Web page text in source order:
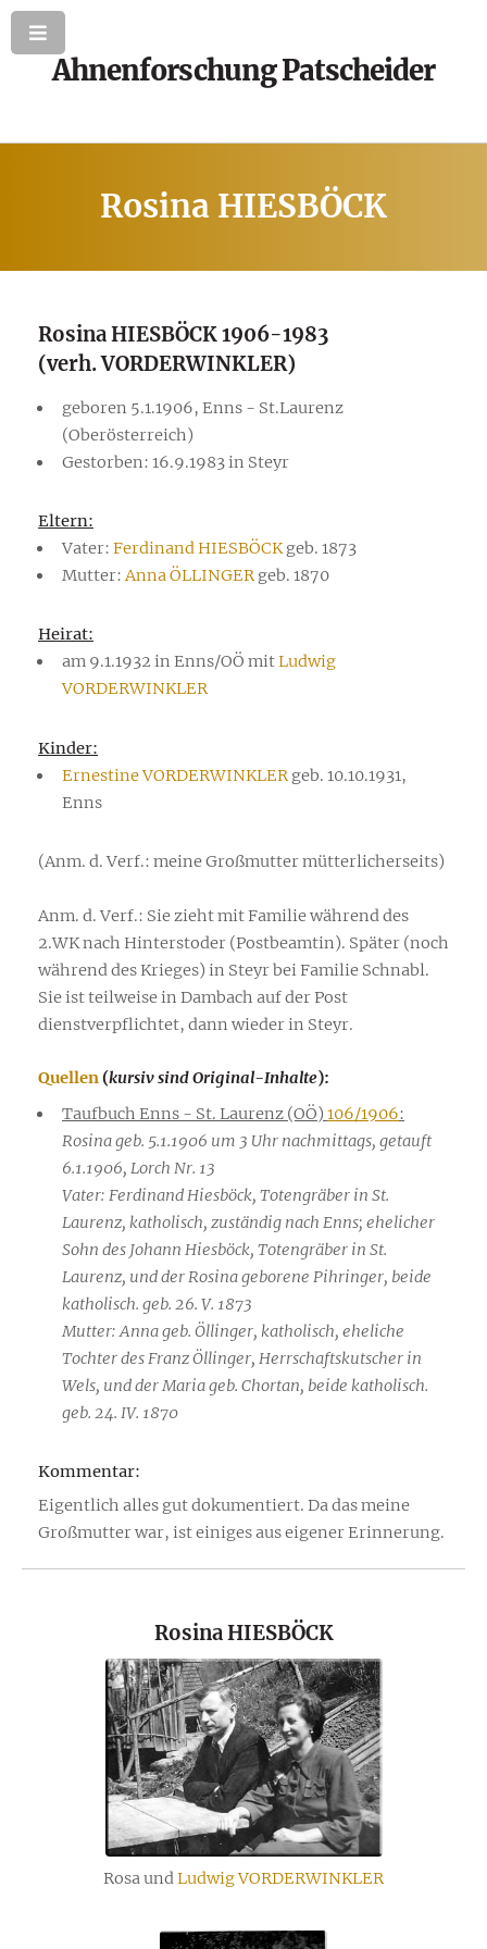
Ahnenforschung Patscheider
Rosina HIESBÖCK
Rosina HIESBÖCK 1906-1983
(verh. VORDERWINKLER)
geboren 5.1.1906, Enns - St.Laurenz
(Oberösterreich)
Gestorben: 16.9.1983 in Steyr
Eltern:
Vater: Ferdinand HIESBÖCKgeb. 1873
Mutter:Anna ÖLLINGERgeb. 1870
Heirat:
am 9.1.1932 in Enns/OÖ mitLudwig
VORDERWINKLER
Kinder:
Ernestine VORDERWINKLER geb. 10.10.1931,
Enns
(Anm. d. Verf.: meine Großmutter mütterlicherseits)
Anm. d. Verf.: Sie zieht mit Familie während des
2.WK nach Hinterstoder (Postbeamtin). Später (noch
während des Krieges) in Steyr bei Familie Schnabl.
Sie ist teilweise in Dambach auf der Post
dienstverpflichtet, dann wieder in Steyr.
Quellen(kursiv sind Original-Inhalte):
Taufbuch Enns - St. Laurenz (OÖ) 106/1906:
Rosina geb. 5.1.1906 um 3 Uhr nachmittags, getauft
6.1.1906, Lorch Nr. 13
Vater: Ferdinand Hiesböck, Totengräber in St.
Laurenz, katholisch, zuständig nach Enns; ehelicher
Sohn des Johann Hiesböck, Totengräber in St.
Laurenz, und der Rosina geborene Pihringer, beide
katholisch. geb. 26. V. 1873
Mutter: Anna geb. Öllinger, katholisch, eheliche
Tochter des Franz Öllinger, Herrschaftskutscher in
Wels, und der Maria geb. Chortan, beide katholisch.
geb. 24. IV. 1870
Kommentar:
Eigentlich alles gut dokumentiert. Da das meine
Großmutter war, ist einiges aus eigener Erinnerung.
Rosina HIESBÖCK
Rosa undLudwig VORDERWINKLER